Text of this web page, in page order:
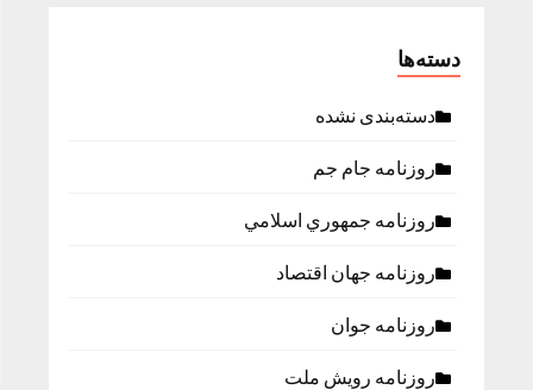
دسته‌ها
دسته‌بندی نشده
روزنامه جام جم
روزنامه جمهوري اسلامي
روزنامه جهان اقتصاد
روزنامه جوان
روزنامه رویش ملت